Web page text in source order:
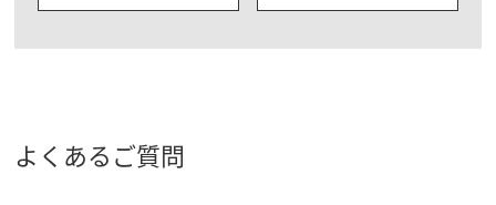
よくあるご質問